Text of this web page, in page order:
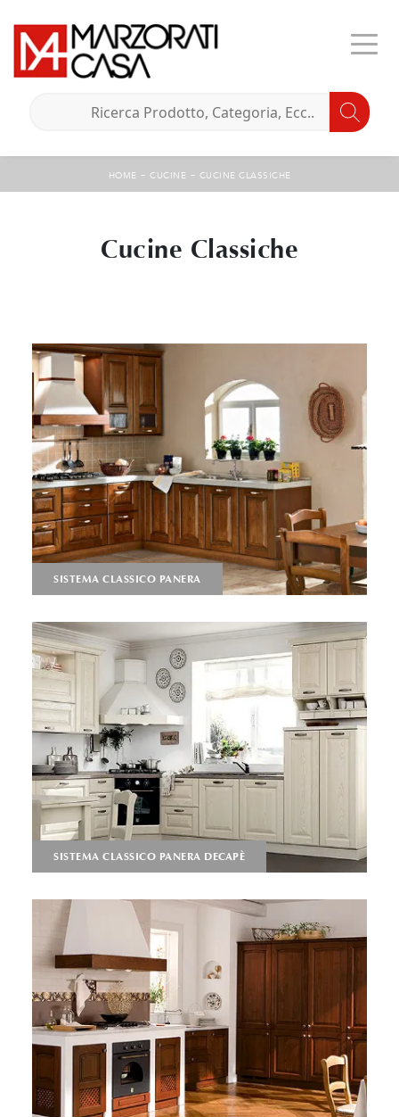
HOME - CUCINE - CUCINE CLASSICHE
Cucine Classiche
SISTEMA CLASSICO PANERA
SISTEMA CLASSICO PANERA DECAPÈ